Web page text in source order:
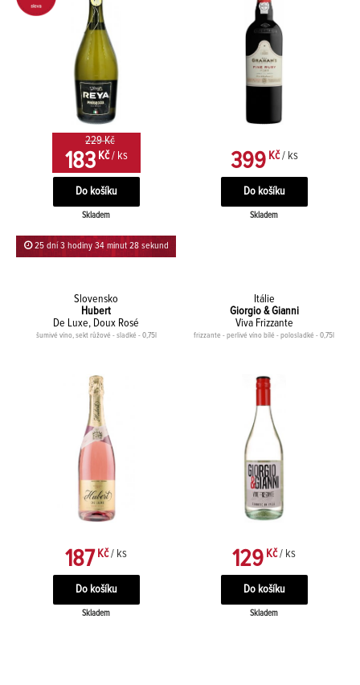
229 Kč
183Kč / ks
Skladem
25 dní 3 hodiny 34 minut 28 sekund
399Kč / ks
Skladem
Slovensko
Hubert
De Luxe, Doux Rosé
šumivé víno, sekt růžové - sladké - 0,75l
187Kč / ks
Skladem
Itálie
Giorgio & Gianni
Viva Frizzante
frizzante - perlivé víno bílé - polosladké - 0,75l
129 Kč / ks
Skladem